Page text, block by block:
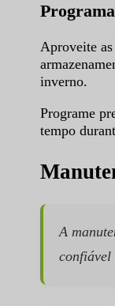
Aproveite
inverno.
Programe
tempo
A
confiável